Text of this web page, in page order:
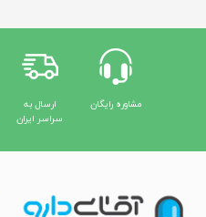
مشاوره رایگان
ارسال به
سراسر ایران